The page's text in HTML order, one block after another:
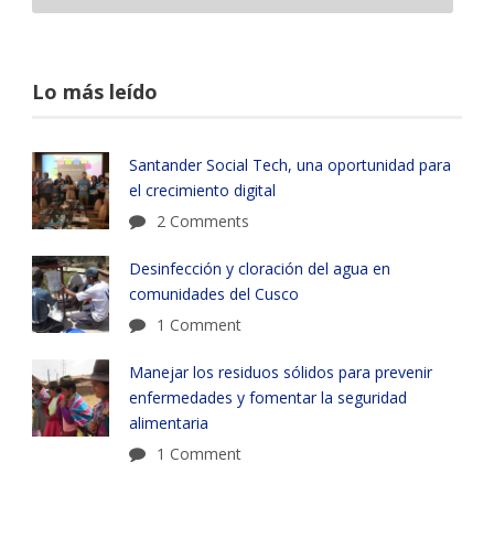
Lo más leído
Santander Social Tech, una oportunidad para
el crecimiento digital
2 Comments
Desinfección y cloración del agua en
comunidades del Cusco
1 Comment
Manejar los residuos sólidos para prevenir
enfermedades y fomentar la seguridad
alimentaria
1 Comment